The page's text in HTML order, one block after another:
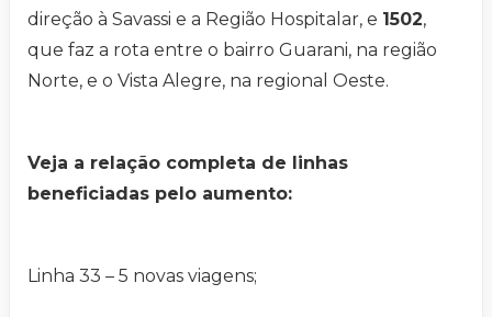
direção à Savassi e a Região Hospitalar, e 1502,
que faz a rota entre o bairro Guarani, na região
Norte, e o Vista Alegre, na regional Oeste.
Veja a relação completa de linhas
beneficiadas pelo aumento:
Linha 33 – 5 novas viagens;